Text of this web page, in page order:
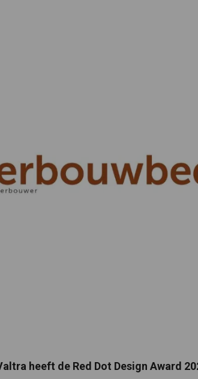
heeft de Red Dot Design Award